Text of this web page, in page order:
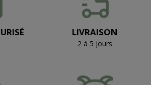
LIVRAISON
2 à 5 jours